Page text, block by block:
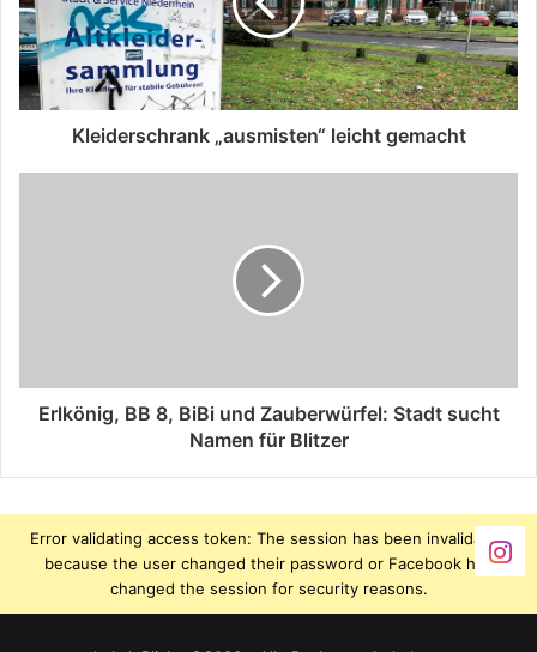
Kleiderschrank „ausmisten“ leicht gemacht
Erlkönig, BB 8, BiBi und Zauberwürfel: Stadt sucht
Namen für Blitzer
Error validating access token: The session has been invalidated
because the user changed their password or Facebook has
changed the session for security reasons.